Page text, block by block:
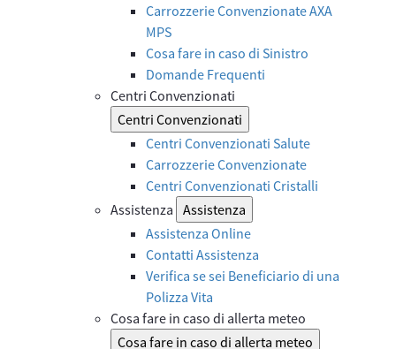
Carrozzerie Convenzionate AXA
MPS
Cosa fare in caso di Sinistro
Domande Frequenti
Centri Convenzionati
Centri Convenzionati
Centri Convenzionati Salute
Carrozzerie Convenzionate
Centri Convenzionati Cristalli
Assistenza Assistenza
Assistenza Online
Contatti Assistenza
Verifica se sei Beneficiario di una
Polizza Vita
Cosa fare in caso di allerta meteo
Cosa fare in caso di allerta meteo